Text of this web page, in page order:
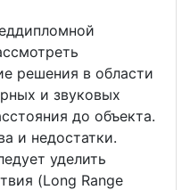
решения в области
и звуковых
до объекта.
и недостатки.
уделить
(Long Range